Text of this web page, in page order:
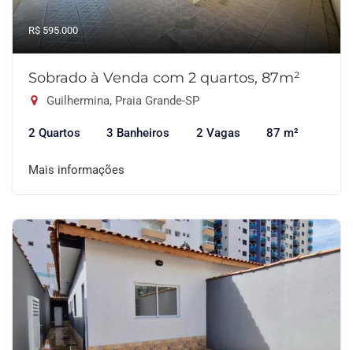
R$ 595.000
Sobrado à Venda com 2 quartos, 87m²
Guilhermina, Praia Grande-SP
2 Quartos 3 Banheiros 2 Vagas 87 m²
Mais informações